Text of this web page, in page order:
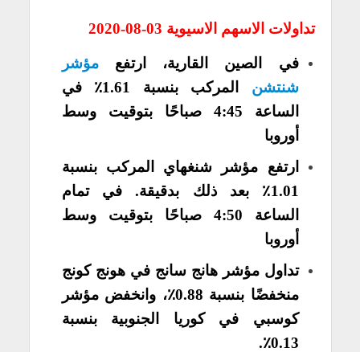
تداولات الاسهم الاسيوية 03-08-2020
في الصين القارية، ارتفعمؤشر
شنتشن
المركب بنسبة 1.61٪ في
الساعة 4:45 صباحًا بتوقيت وسط
أوروبا
ارتفع مؤشر شنغهاي المركب بنسبة
1.01٪ بعد ذلك بدقيقة. في تمام
الساعة 4:50 صباحًا بتوقيت وسط
أوروبا
تداول مؤشر هانج سانج في هونج كونج
منخفضًا بنسبة 0.88٪، وانخفض مؤشر
كوسبي في كوريا الجنوبية بنسبة
0.13٪.